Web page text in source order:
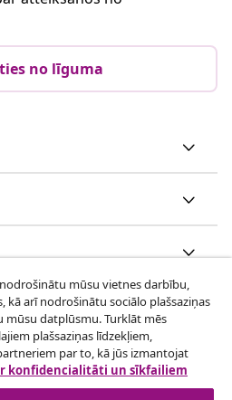
no līguma
mūsu vietnes darbību,
kā arī nodrošinātu sociālo plašsaziņas
mūsu datplūsmu. Turklāt mēs
plašsaziņas līdzekļiem,
par to, kā jūs izmantojat
konfidencialitāti un sīkfailiem